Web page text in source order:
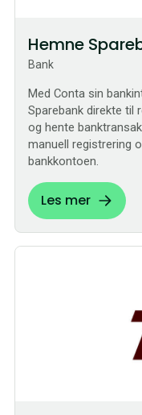
Hemne
Bank
Med Conta sin
Sparebank direkte til
og hente
manuell registrering
bankkontoen.
Les mer